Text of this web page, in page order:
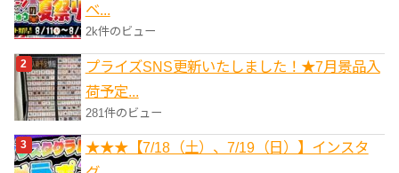
ベ...
2k件のビュー
プライズSNS更新いたしました！★7月景品入
荷予定...
281件のビュー
★★★【7/18（土）、7/19（日）】インスタ